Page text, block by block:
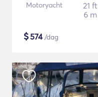
Motoryacht
21 ft
6 m
$574/dag